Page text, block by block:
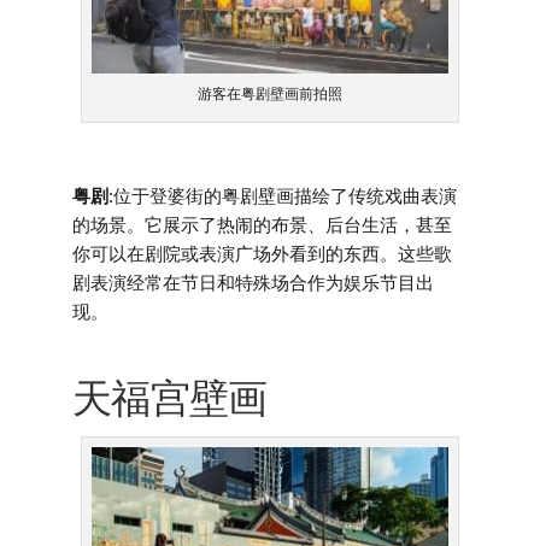
游客在粤剧壁画前拍照
粤剧:位于登婆街的粤剧壁画描绘了传统戏曲表演
的场景。它展示了热闹的布景、后台生活，甚至
你可以在剧院或表演广场外看到的东西。这些歌
剧表演经常在节日和特殊场合作为娱乐节目出
现。
天福宫壁画